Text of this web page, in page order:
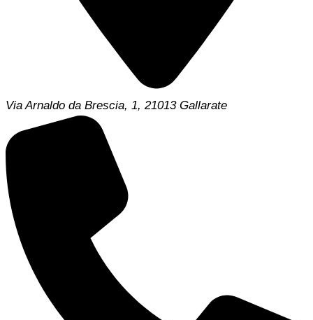
Via Arnaldo da Brescia, 1, 21013 Gallarate